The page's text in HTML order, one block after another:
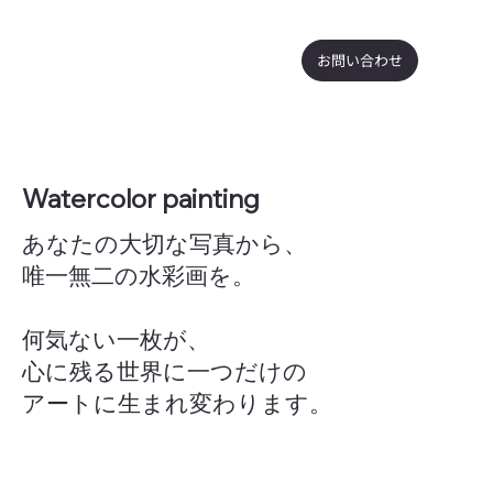
お問い合わせ
Watercolor painting
あなたの大切な写真から、
唯一無二の水彩画を。
何気ない一枚が、
心に残る世界に一つだけの
アートに生まれ変わります。